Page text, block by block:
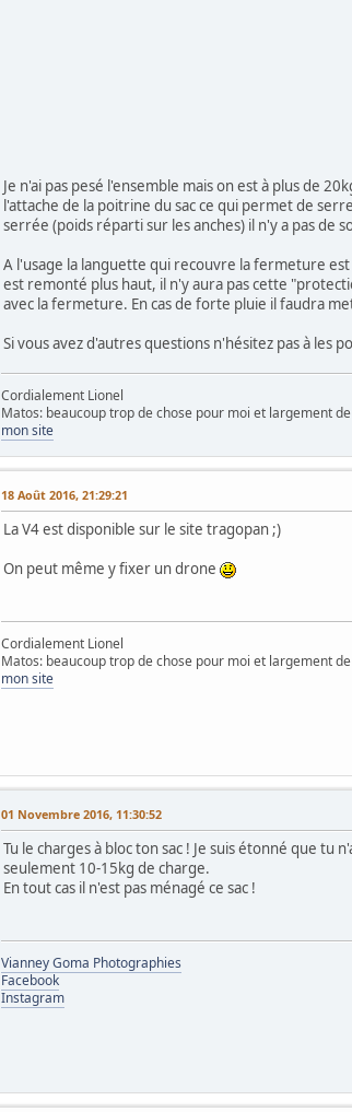
Je n'ai pas pesé l'ensemble mais on est à plus de
l'attache de la poitrine du sac ce qui permet de
serrée (poids réparti sur les anches) il n'y a pas de
A l'usage la languette qui recouvre la fermeture
est remonté plus haut, il n'y aura pas cette
avec la fermeture. En cas de forte pluie il faudra
Si vous avez d'autres questions n'hésitez pas à les
Cordialement Lionel
Matos: beaucoup trop de chose pour moi et largement
mon site
18 Août 2016, 21:29:21
La V4 est disponible sur le site tragopan ;)
On peut même y fixer un drone
Cordialement Lionel
Matos: beaucoup trop de chose pour moi et largement
mon site
01 Novembre 2016, 11:30:52
Tu le charges à bloc ton sac ! Je suis étonné que tu
seulement 10-15kg de charge.
En tout cas il n'est pas ménagé ce sac !
Vianney Goma Photographies
Facebook
Instagram